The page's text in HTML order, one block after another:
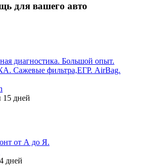
для вашего авто
диагностика. Большой опыт.
Сажевые фильтра,ЕГР. AirBag.
15 дней
от А до Я.
дней